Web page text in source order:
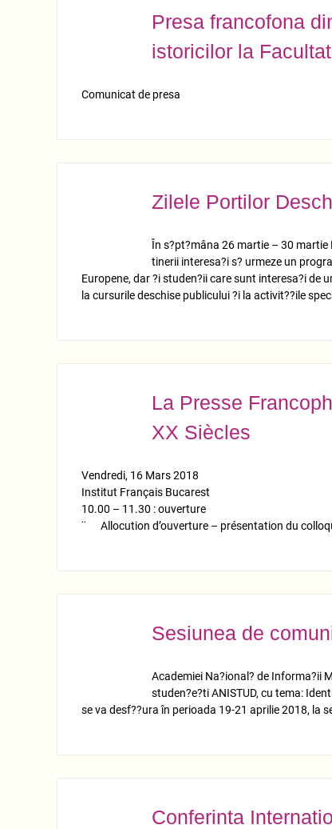
Presa francofona
istoricilor la
Comunicat de presa
Zilele Portilor
În s?pt?mâna 26 martie – 30 martie
tinerii interesa?i s? urmeze un
Europene, dar ?i studen?ii care sunt interesa?i de
la cursurile deschise publicului ?i la activit??ile
La Presse
XX Siècles
Vendredi, 16 Mars 2018
Institut Français Bucarest
10.00 – 11.30 : ouverture
¨ Allocution d’ouverture – présentation du
Sesiunea de
Academiei Na?ional? de Informa?ii
studen?e?ti ANISTUD, cu tema:
se va desf??ura în perioada 19-21 aprilie 2018, la
Conferinta